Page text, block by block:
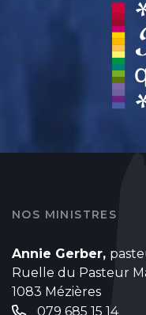
NOS MINISTRES
Annie Gerber,
Ruelle du Pasteur
1083 Mézières
079 685 15 14